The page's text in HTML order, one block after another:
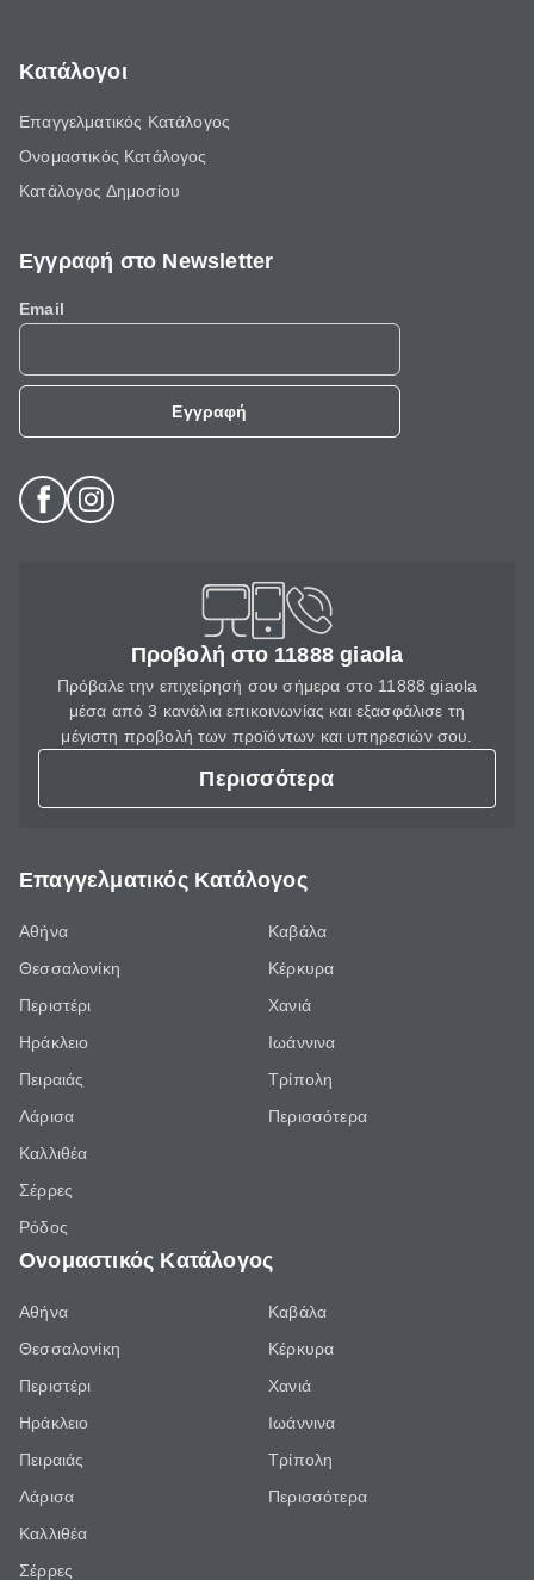
Κατάλογοι
Επαγγελματικός Κατάλογος
Ονομαστικός Κατάλογος
Κατάλογος Δημοσίου
Εγγραφή στο Newsletter
Email
Εγγραφή
Προβολή στο 11888 giaola
Πρόβαλε την επιχείρησή σου σήμερα στο 11888 giaola
μέσα από 3 κανάλια επικοινωνίας και εξασφάλισε τη
μέγιστη προβολή των προϊόντων και υπηρεσιών σου.
Περισσότερα
Επαγγελματικός Κατάλογος
Αθήνα
Θεσσαλονίκη
Περιστέρι
Ηράκλειο
Πειραιάς
Λάρισα
Καλλιθέα
Σέρρες
Ρόδος
Καβάλα
Κέρκυρα
Χανιά
Ιωάννινα
Τρίπολη
Περισσότερα
Ονομαστικός Κατάλογος
Αθήνα
Θεσσαλονίκη
Περιστέρι
Ηράκλειο
Πειραιάς
Λάρισα
Καλλιθέα
Σέρρες
Καβάλα
Κέρκυρα
Χανιά
Ιωάννινα
Τρίπολη
Περισσότερα